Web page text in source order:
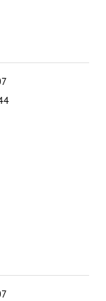
того
97
до 300
частей
...»